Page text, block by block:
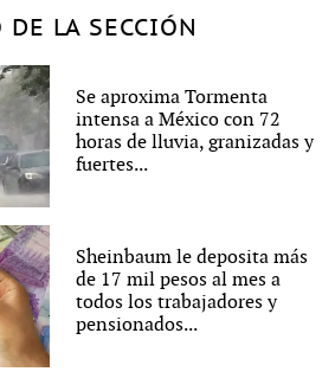
LA SECCIÓN
Se aproxima Tormenta
intensa a México con 72
horas de lluvia, granizadas y
fuertes...
Sheinbaum le deposita más
de 17 mil pesos al mes a
todos los trabajadores y
pensionados...